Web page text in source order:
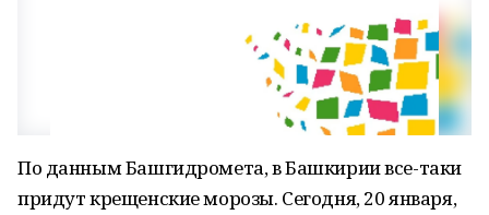
По данным Башгидромета, в Башкирии все-таки
придут крещенские морозы. Сегодня, 20 января,